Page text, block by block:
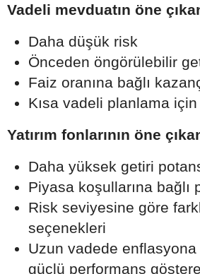
Vadeli mevduatın öne
Daha düşük risk
Önceden öngörülebilir
Faiz oranına bağlı
Kısa vadeli planlama için
Yatırım fonlarının öne
Daha yüksek getiri
Piyasa koşullarına bağlı
Risk seviyesine göre
seçenekleri
Uzun vadede enflasyona
güçlü performans